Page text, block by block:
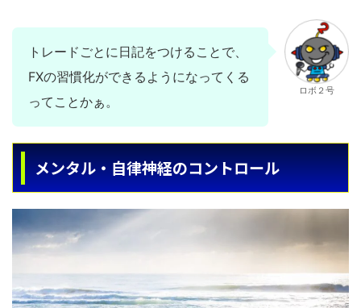
トレードごとに日記をつけることで、
FXの習慣化ができるようになってくる
ってことかぁ。
ロボ２号
メンタル・自律神経のコントロール